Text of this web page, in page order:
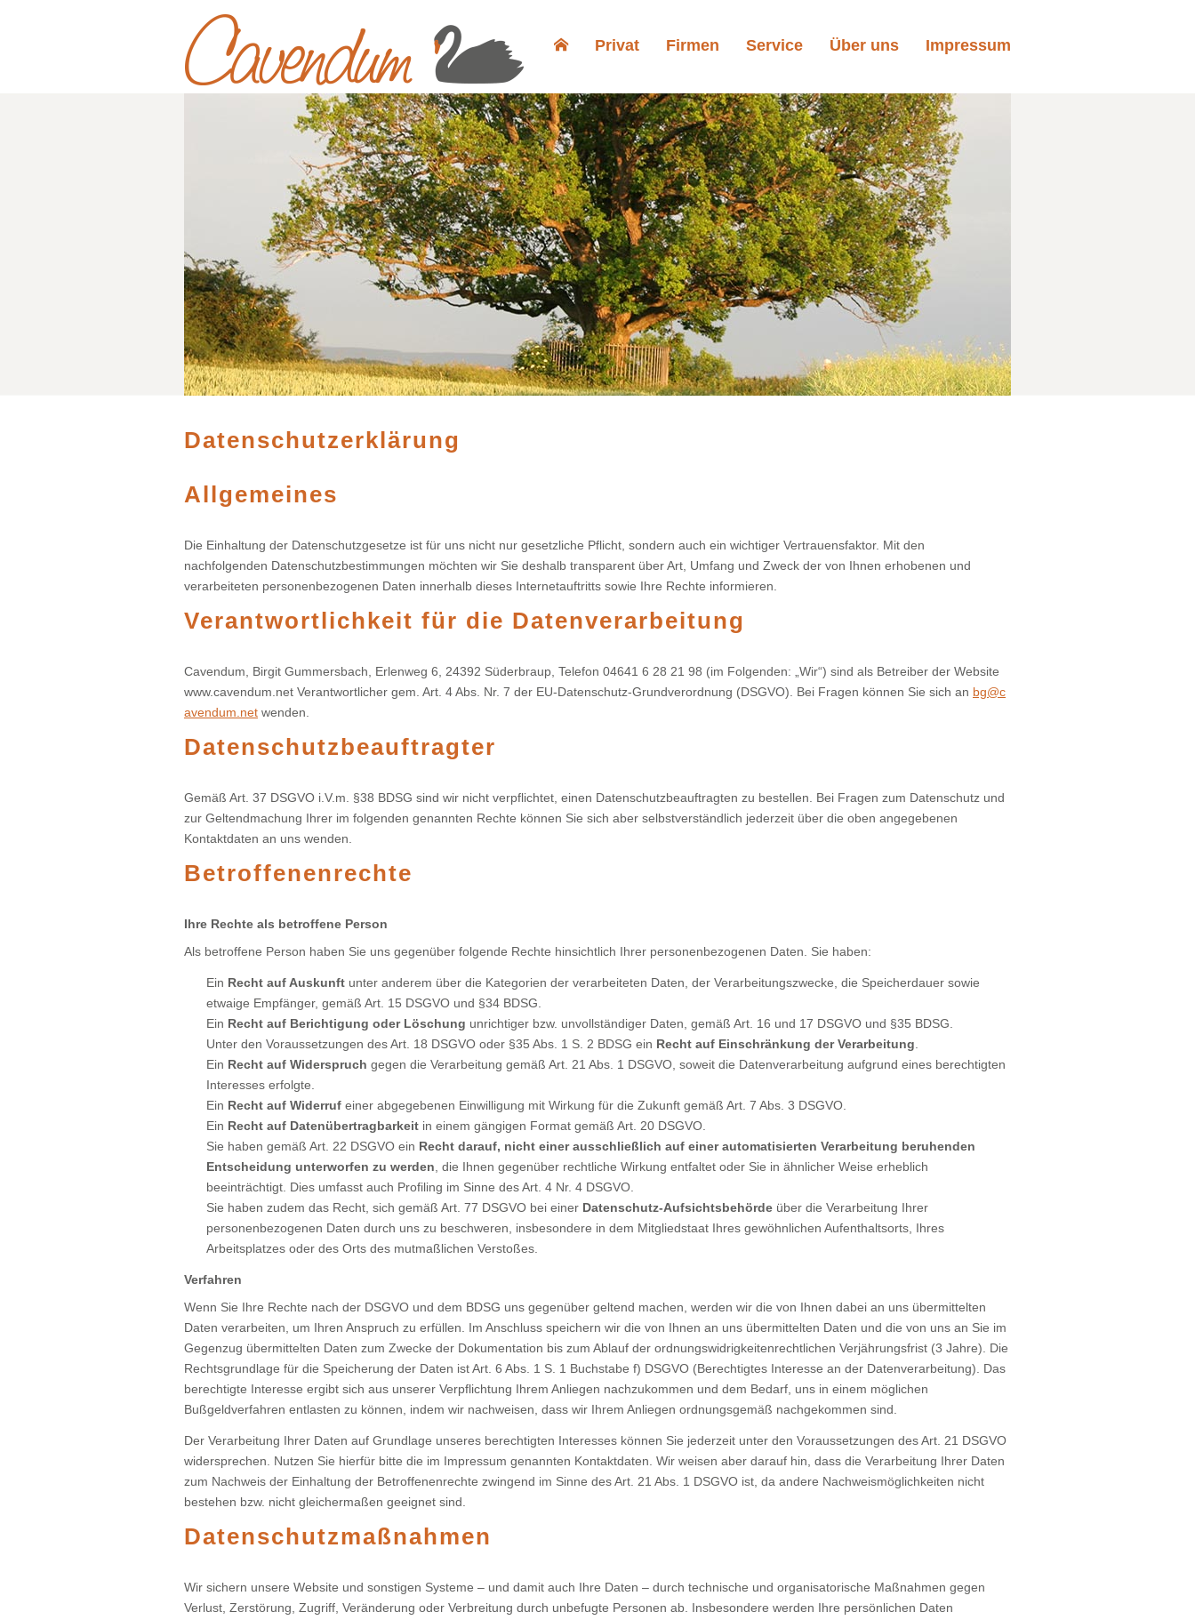
Privat Firmen Service Über uns Impressum
Datenschutzerklärung
Allgemeines
Die Einhaltung der Datenschutzgesetze ist für uns nicht nur gesetzliche Pflicht, sondern auch ein wichtiger Vertrauensfaktor. Mit den
nachfolgenden Datenschutzbestimmungen möchten wir Sie deshalb transparent über Art, Umfang und Zweck der von Ihnen erhobenen und
verarbeiteten personenbezogenen Daten innerhalb dieses Internetauftritts sowie Ihre Rechte informieren.
Verantwortlichkeit für die Datenverarbeitung
Cavendum, Birgit Gummersbach, Erlenweg 6, 24392 Süderbraup, Telefon 04641 6 28 21 98 (im Folgenden: „Wir“) sind als Betreiber der Website
www.cavendum.net Verantwortlicher gem. Art. 4 Abs. Nr. 7 der EU-Datenschutz-Grundverordnung (DSGVO). Bei Fragen können Sie sich an bg@c
avendum.net wenden.
Datenschutzbeauftragter
Gemäß Art. 37 DSGVO i.V.m. §38 BDSG sind wir nicht verpflichtet, einen Datenschutzbeauftragten zu bestellen. Bei Fragen zum Datenschutz und
zur Geltendmachung Ihrer im folgenden genannten Rechte können Sie sich aber selbstverständlich jederzeit über die oben angegebenen
Kontaktdaten an uns wenden.
Betroffenenrechte
Ihre Rechte als betroffene Person
Als betroffene Person haben Sie uns gegenüber folgende Rechte hinsichtlich Ihrer personenbezogenen Daten. Sie haben:
Ein Recht auf Auskunft unter anderem über die Kategorien der verarbeiteten Daten, der Verarbeitungszwecke, die Speicherdauer sowie
etwaige Empfänger, gemäß Art. 15 DSGVO und §34 BDSG.
Ein Recht auf Berichtigung oder Löschung unrichtiger bzw. unvollständiger Daten, gemäß Art. 16 und 17 DSGVO und §35 BDSG.
Unter den Voraussetzungen des Art. 18 DSGVO oder §35 Abs. 1 S. 2 BDSG ein Recht auf Einschränkung der Verarbeitung
Ein Recht auf Widerspruch gegen die Verarbeitung gemäß Art. 21 Abs. 1 DSGVO, soweit die Datenverarbeitung aufgrund eines berechtigten
Interesses erfolgte.
Ein Recht auf Widerruf einer abgegebenen Einwilligung mit Wirkung für die Zukunft gemäß Art. 7 Abs. 3 DSGVO.
Ein Recht auf Datenübertragbarkeit in einem gängigen Format gemäß Art. 20 DSGVO.
Sie haben gemäß Art. 22 DSGVO ein Recht darauf, nicht einer ausschließlich auf einer automatisierten Verarbeitung beruhenden
Entscheidung unterworfen zu werden , die Ihnen gegenüber rechtliche Wirkung entfaltet oder Sie in ähnlicher Weise erheblich
beeinträchtigt. Dies umfasst auch Profiling im Sinne des Art. 4 Nr. 4 DSGVO.
Sie haben zudem das Recht, sich gemäß Art. 77 DSGVO bei einer Datenschutz-Aufsichtsbehörde über die Verarbeitung Ihrer
personenbezogenen Daten durch uns zu beschweren, insbesondere in dem Mitgliedstaat Ihres gewöhnlichen Aufenthaltsorts, Ihres
Arbeitsplatzes oder des Orts des mutmaßlichen Verstoßes.
Verfahren
Wenn Sie Ihre Rechte nach der DSGVO und dem BDSG uns gegenüber geltend machen, werden wir die von Ihnen dabei an uns übermittelten
Daten verarbeiten, um Ihren Anspruch zu erfüllen. Im Anschluss speichern wir die von Ihnen an uns übermittelten Daten und die von uns an Sie im
Gegenzug übermittelten Daten zum Zwecke der Dokumentation bis zum Ablauf der ordnungswidrigkeitenrechtlichen Verjährungsfrist (3 Jahre). Die
Rechtsgrundlage für die Speicherung der Daten ist Art. 6 Abs. 1 S. 1 Buchstabe f) DSGVO (Berechtigtes Interesse an der Datenverarbeitung). Das
berechtigte Interesse ergibt sich aus unserer Verpflichtung Ihrem Anliegen nachzukommen und dem Bedarf, uns in einem möglichen
Bußgeldverfahren entlasten zu können, indem wir nachweisen, dass wir Ihrem Anliegen ordnungsgemäß nachgekommen sind.
Der Verarbeitung Ihrer Daten auf Grundlage unseres berechtigten Interesses können Sie jederzeit unter den Voraussetzungen des Art. 21 DSGVO
widersprechen. Nutzen Sie hierfür bitte die im Impressum genannten Kontaktdaten. Wir weisen aber darauf hin, dass die Verarbeitung Ihrer Daten
zum Nachweis der Einhaltung der Betroffenenrechte zwingend im Sinne des Art. 21 Abs. 1 DSGVO ist, da andere Nachweismöglichkeiten nicht
bestehen bzw. nicht gleichermaßen geeignet sind.
Datenschutzmaßnahmen
Wir sichern unsere Website und sonstigen Systeme – und damit auch Ihre Daten – durch technische und organisatorische Maßnahmen gegen
Verlust, Zerstörung, Zugriff, Veränderung oder Verbreitung durch unbefugte Per­sonen ab. Insbesondere werden Ihre persönlichen Daten